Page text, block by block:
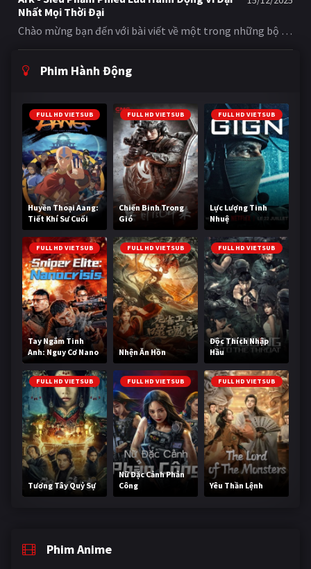
Nhất Mọi Thời Đại
Chào mừng bạn đến với bài viết về một trong những bộ phim phiêu lưu hành động kinh điển nhất mọi thời đại: Indiana Jones and the Raiders of the Lost Ark (tựa Việt: Indiana Jones Và Chiếc Rương Thánh Tích). Bộ phim được đạo diễn bởi Steven Spielberg và sản xuất bởi George Lucas, hai huyền thoại điện ảnh nổi tiếng. Với sự tham gia của Harrison Ford trong vai Tiến sĩ Indiana Jones, bộ phim đã trở thành một biểu tượng không thể thay thế trong lịch sử điện ảnh. Giới Thiệu Về Bộ Phim Indiana Jones and the Raiders of the Lost Ark là một bộ phim thuộc thể loại phiêu lưu, hành động, được phát hành vào năm 1981. Bộ phim lấy bối cảnh năm 1936, giới thiệu đến khán giả Tiến sĩ Indiana Jones - một giáo sư khảo cổ học đáng kính ban ngày và là một nhà thám hiểm gan dạ, đội mũ phớt, cầm roi da với nỗi sợ hãi bất diệt với rắn vào ban đêm. Cốt Truyện Câu chuyện bắt đầu khi chính phủ Mỹ giao nhiệm vụ cho Indy truy tìm Chiếc Rương Giao Ước (Ark of the Covenant) - một vật thể linh thiêng trong Kinh Thánh được cho là chứa đựng sức mạnh siêu nhiên khủng khiếp và có khả năng hủy diệt mọi thứ. Tuy nhiên, Indy không phải là người duy nhất muốn có nó. Phát xít Đức, dưới sự lãnh đạo của Hitler, cũng đang ráo riết săn lùng Chiếc Rương với hy vọng sử dụng sức mạnh của nó để thống trị thế giới. Cuộc hành trình của Indy đưa anh qua nhiều vùng đất kỳ lạ và nguy hiểm trên khắp thế giới, từ những ngôi đền cổ bị bỏ hoang ở Nam Mỹ, đến những khu chợ sầm uất ở Nepal, và sa mạc Ai Cập đầy nắng gió. Anh phải đối mặt với vô số cạm bẫy chết người, những trận đấu súng nghẹt thở, những màn rượt đuổi bằng xe tải kịch tính và cả những sinh vật đáng sợ (đặc biệt là rắn!). Nhân Vật Chính Indiana Jones là sự pha trộn hoàn hảo giữa trí tuệ, lòng dũng cảm, sự hài hước và một chút vụng về đáng yêu. Harrison Ford đã thổi hồn vào nhân vật, biến Indy thành một anh hùng bất tử. Đồng Hành Cùng Indy Đồng hành cùng anh là Marion Ravenwood (Karen Allen), một người phụ nữ mạnh mẽ, thông minh và không kém phần bướng bỉnh, người có một quá khứ phức tạp với Indy. Cùng nhau, họ phải chạy đua với thời gian và vượt qua những kẻ thù tàn nhẫn để ngăn chặn Chiếc Rương rơi vào tay những kẻ xấu xa. Tại Sao "Raiders of the Lost Ark" Lại Kinh Điển? Indiana Jones and the Raiders of the Lost Ark là một bộ phim kinh điển vì nhiều lý do: Nhân vật chính biểu tượng: Indiana Jones là một trong những nhân vật biểu tượng nhất trong lịch sử điện ảnh. Phiêu lưu không ngừng nghỉ: Bộ phim có những pha hành động nghẹt thở và kịch tính liên tục. Sự pha trộn thể loại hoàn hảo: Phim kết hợp tinh tế giữa phiêu lưu cổ điển, hài hước duyên dáng, lãng mạn nhẹ nhàng và những yếu tố siêu nhiên đầy ám ảnh. Hiệu ứng hình ảnh và âm thanh đột phá: Bộ phim có những hiệu ứng hình ảnh và âm thanh đột phá, tạo nên một trải nghiệm điện ảnh độc đáo. Nếu bạn đang tìm kiếm một bộ phim phiêu lưu, hành động kinh điển, thì Indiana Jones and the Raiders of the Lost Ark là một lựa chọn tuyệt vời. Bạn có thể xem phim trực tuyến tại {branding} và trải nghiệm những giây phút hồi hộp và kịch tính. Thông Tin Về Bộ Phim Đạo diễn: Steven Spielberg Nhà sản xuất/Tác giả câu chuyện: George Lucas Thể loại: Phiêu lưu, Hành động Diễn viên chính: Harrison Ford, Karen Allen, Paul Freeman, Ronald Lacey, John Rhys-Davies Năm phát hành: 1981 Hy vọng bài viết này sẽ giúp bạn hiểu rõ hơn về bộ phim Indiana Jones and the Raiders of the Lost Ark và giúp bạn có một trải nghiệm xem phim trực tuyến thú vị tại {branding}. Đừng quên theo dõi chúng tôi để cập nhật những tin tức mới nhất về phim ảnh và trải nghiệm xem phim trực tuyến chất lượng cao tại {branding}.
Phim Hành Động
FULL HD VIETSUB
Huyền Thoại Aang:
Tiết Khí Sư Cuối
Cùng
FULL HD VIETSUB
Chiến Binh Trong
Gió
FULL HD VIETSUB
Lực Lượng Tinh
Nhuệ
FULL HD VIETSUB
Tay Ngắm Tinh
Anh: Nguy Cơ Nano
FULL HD VIETSUB
Nhện Ăn Hồn
FULL HD VIETSUB
Độc Thích Nhập
Hầu
FULL HD VIETSUB
Tương Tây Quỷ Sự
FULL HD VIETSUB
Nữ Đặc Cảnh Phản
Công
FULL HD VIETSUB
Yêu Thần Lệnh
Phim Anime